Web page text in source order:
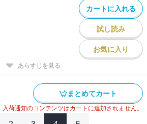
カートに入れる
試し読み
お気に入り
あらすじを見る
まとめてカート
荷通知のコンテンツはカートに追加されません。